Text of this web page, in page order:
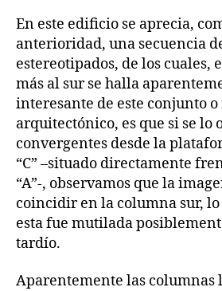
En este edificio se aprecia,
anterioridad, una secuencia
estereotipados, de los cuales,
más al sur se halla
interesante de este conjunto o
arquitectónico, es que si se lo
convergentes desde la
“C” –situado directamente
“A”-, observamos que la
coincidir en la columna sur,
esta fue mutilada
tardío.
Aparentemente las columnas